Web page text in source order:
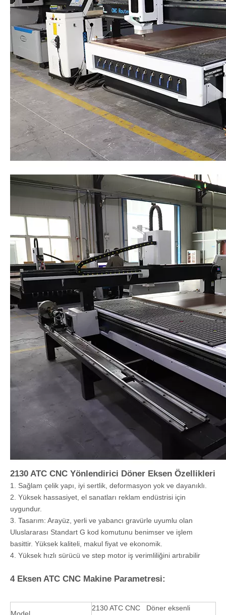
2130 ATC CNC Yönlendirici Döner Eksen Özellikleri
1. Sağlam çelik yapı, iyi sertlik, deformasyon yok ve dayanıklı.
2. Yüksek hassasiyet, el sanatları reklam endüstrisi için
uygundur.
3. Tasarım: Arayüz, yerli ve yabancı gravürle uyumlu olan
Uluslararası Standart G kod komutunu benimser ve işlem
basittir. Yüksek kaliteli, makul fiyat ve ekonomik.
4. Yüksek hızlı sürücü ve step motor iş verimliliğini artırabilir
4 Eksen ATC CNC Makine Parametresi:
Model
2130 ATC CNC Döner eksenli